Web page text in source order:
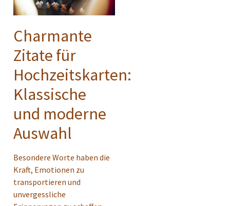
Charmante
Zitate für
Hochzeitskarten:
Klassische
und moderne
Auswahl
Besondere Worte haben die
Kraft, Emotionen zu
transportieren und
unvergessliche